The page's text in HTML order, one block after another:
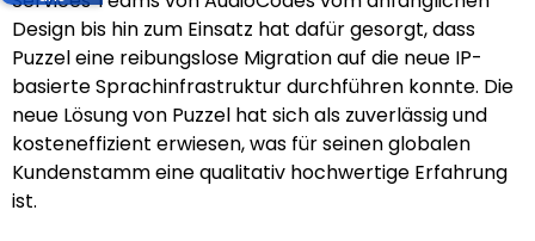
Design bis hin zum Einsatz hat dafür gesorgt, dass
Puzzel eine reibungslose Migration auf die neue IP-
basierte Sprachinfrastruktur durchführen konnte. Die
neue Lösung von Puzzel hat sich als zuverlässig und
kosteneffizient erwiesen, was für seinen globalen
Kundenstamm eine qualitativ hochwertige Erfahrung
ist.